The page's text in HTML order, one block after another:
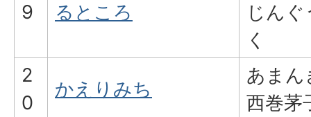
9
るところ
じん
く
2
0
かえりみち
あまん
西巻茅